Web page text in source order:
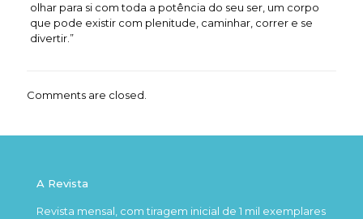
olhar para si com toda a potência do seu ser, um corpo
que pode existir com plenitude, caminhar, correr e se
divertir.”
Comments are closed.
A Revista
Revista mensal, com tiragem inicial de 1 mil exemplares